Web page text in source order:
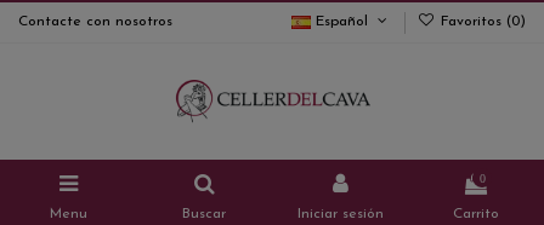
Contacte con nosotros Español Favoritos (0)
Menu Buscar Iniciar sesión
0
Carrito